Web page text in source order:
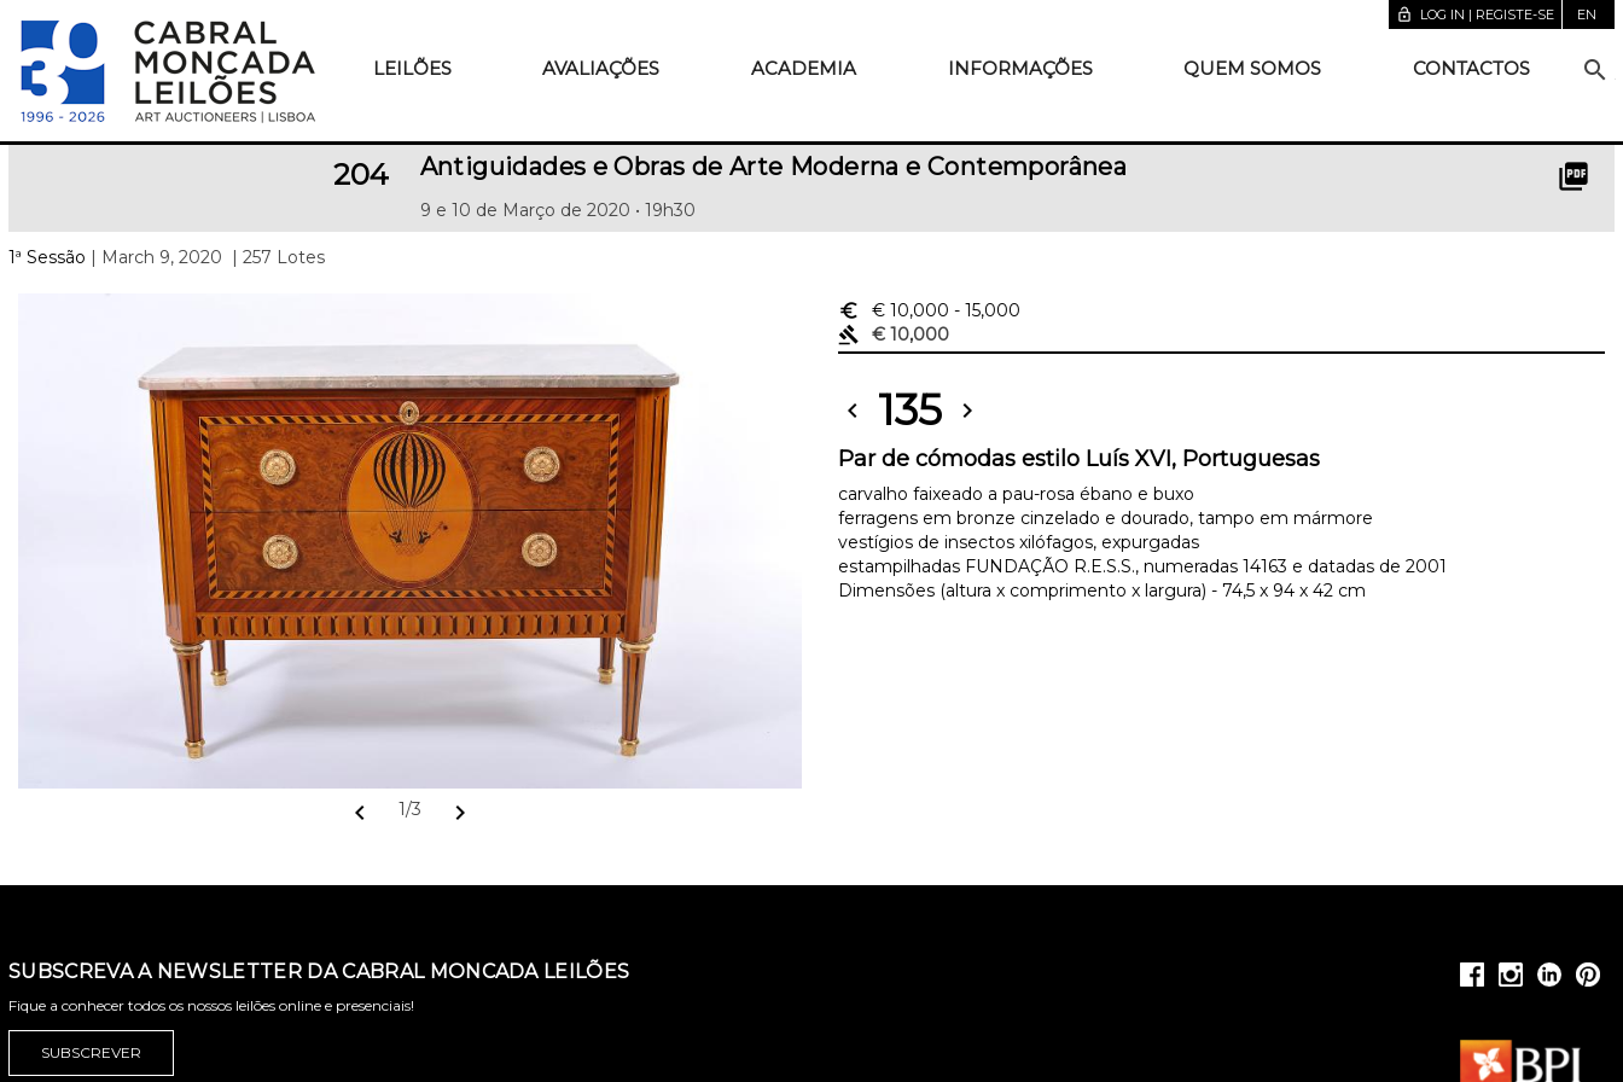
lock_open LOG IN | REGISTE-SE EN
LEILÕES AVALIAÇÕES ACADEMIA INFORMAÇÕES QUEM SOMOS CONTACTOS search
204 Antiguidades e Obras de Arte Moderna e Contemporânea
9 e 10 de Março de 2020 • 19h30
picture_as_pdf
1ª Sessão | March 9, 2020 | 257 Lotes
chevron_left 1/3 chevron_right
euro_symbol € 10,000 - 15,000
gavel
€ 10,000
chevron_left 135 chevron_right
Par de cómodas estilo Luís XVI, Portuguesas
carvalho faixeado a pau-rosa ébano e buxo
ferragens em bronze cinzelado e dourado, tampo em mármore
vestígios de insectos xilófagos, expurgadas
estampilhadas FUNDAÇÃO R.E.S.S., numeradas 14163 e datadas de 2001
Dimensões (altura x comprimento x largura) - 74,5 x 94 x 42 cm
SUBSCREVA A NEWSLETTER DA CABRAL MONCADA LEILÕES
Fique a conhecer todos os nossos leilões online e presenciais!
SUBSCREVER